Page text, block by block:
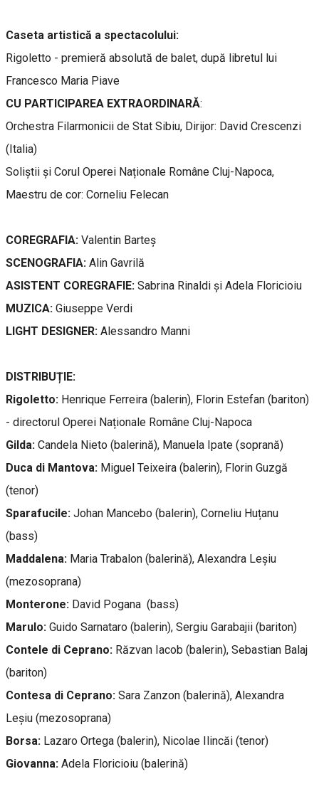
Caseta artistică a spectacolului:
Rigoletto - premieră absolută de balet, după libretul lui
Francesco Maria Piave
CU PARTICIPAREA EXTRAORDINARĂ:
Orchestra Filarmonicii de Stat Sibiu, Dirijor: David Crescenzi
(Italia)
Soliștii și Corul Operei Naționale Române Cluj-Napoca,
Maestru de cor: Corneliu Felecan
COREGRAFIA: Valentin Barteș
SCENOGRAFIA: Alin Gavrilă
ASISTENT COREGRAFIE: Sabrina Rinaldi și Adela Floricioiu
MUZICA: Giuseppe Verdi
LIGHT DESIGNER: Alessandro Manni
DISTRIBUȚIE:
Rigoletto: Henrique Ferreira (balerin), Florin Estefan (bariton)
- directorul Operei Naționale Române Cluj-Napoca
Gilda: Candela Nieto (balerină), Manuela Ipate (soprană)
Duca di Mantova: Miguel Teixeira (balerin), Florin Guzgă
(tenor)
Sparafucile: Johan Mancebo (balerin), Corneliu Huțanu
(bass)
Maddalena: Maria Trabalon (balerină), Alexandra Leșiu
(mezosoprana)
Monterone: David Pogana (bass)
Marulo: Guido Sarnataro (balerin), Sergiu Garabajii (bariton)
Contele di Ceprano: Răzvan Iacob (balerin), Sebastian Balaj
(bariton)
Contesa di Ceprano: Sara Zanzon (balerină), Alexandra
Leșiu (mezosoprana)
Borsa: Lazaro Ortega (balerin), Nicolae Ilincăi (tenor)
Giovanna: Adela Floricioiu (balerină)